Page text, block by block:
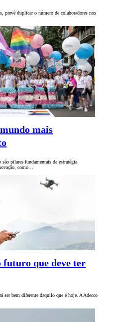
prevê duplicar o número de colaboradores nos
mais
pilares fundamentais da estratégia
como…
futuro que deve ter
ser bem diferente daquilo que é hoje. A Adecco